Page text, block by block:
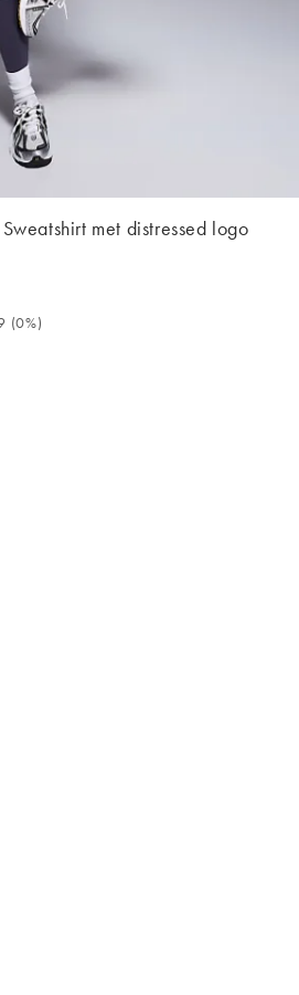
met distressed logo
prijs € 31,99 (0%). Was € 39,99. (-
(0%)